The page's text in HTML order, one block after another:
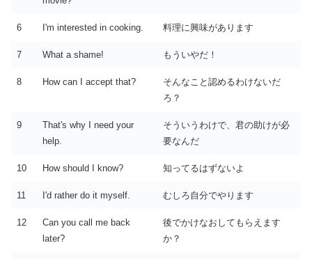
6 I'm interested in cooking. 料理に興味があります
7 What a shame! もういやだ！
8 How can I accept that?
そんなこと認めるわけないだ
ろ？
9
That's why I need your
help.
そういうわけで、君の助けが必
要なんだ
10 How should I know? 知ってるはずないよ
11 I'd rather do it myself. むしろ自分でやります
12
Can you call me back
later?
後でかけなおしてもらえます
か？